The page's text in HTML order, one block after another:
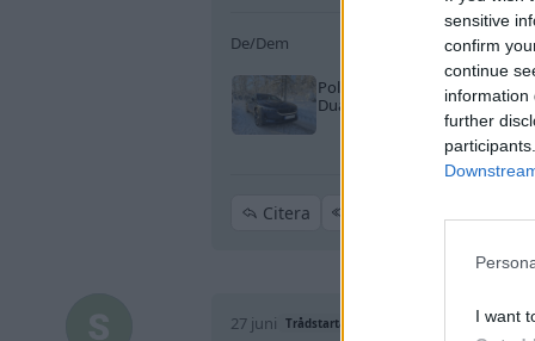
sensitive
confirm
continue
information
further
I want
De/Dem
Polestar 2
"Long Range
Dual Motor"
(2021)
Citera
27 juni Trådstartare